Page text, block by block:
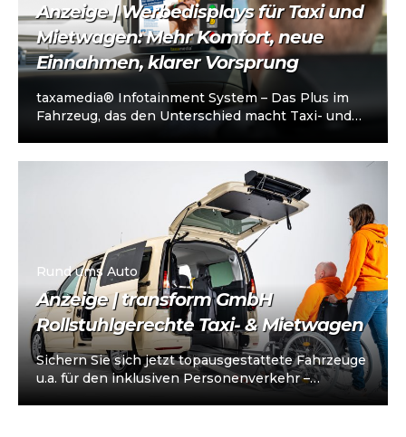
Anzeige | Werbedisplays für Taxi und
Mietwagen: Mehr Komfort, neue
Einnahmen, klarer Vorsprung
taxamedia® Infotainment System – Das Plus im
Fahrzeug, das den Unterschied macht Taxi- und
Rund ums Auto
Anzeige | transform GmbH
Rollstuhlgerechte Taxi- & Mietwagen
Sichern Sie sich jetzt topausgestattete Fahrzeuge
u.a. für den inklusiven Personenverkehr –